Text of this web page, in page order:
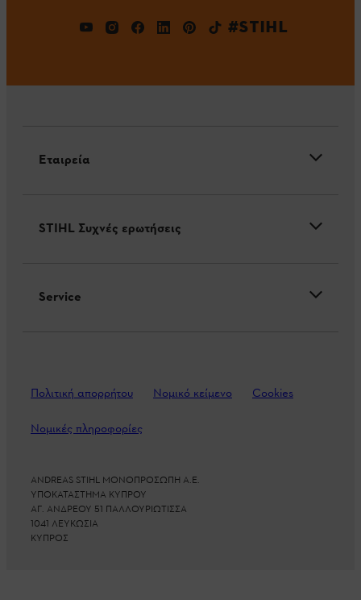
#STIHL
Εταιρεία
STIHL Συχνές ερωτήσεις
Service
Πολιτική απορρήτου Νομικό κείμενο Cookies
Νομικές πληροφορίες
ANDREAS STIHL ΜΟΝΟΠΡΟΣΩΠΗ Α.Ε.
ΥΠΟΚΑΤΑΣΤΗΜΑ ΚΥΠΡΟΥ
ΑΓ. ΑΝΔΡΕΟΥ 51 ΠΑΛΛΟΥΡΙΩΤΙΣΣΑ
1041 ΛΕΥΚΩΣΙΑ
ΚΥΠΡΟΣ